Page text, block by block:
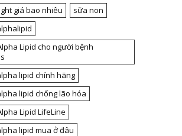
giá bao nhiêu
sữa non
Lipid cho người bệnh
lipid chính hãng
lipid chống lão hóa
Lipid LifeLine
lipid mua ở đâu